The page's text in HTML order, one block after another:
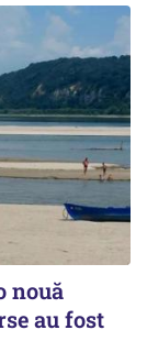
nouă
au fost